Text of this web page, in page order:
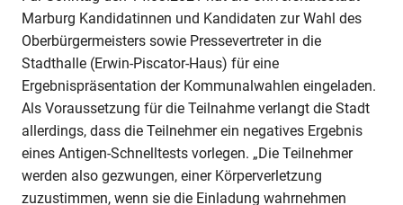
Marburg Kandidatinnen und Kandidaten zur Wahl des
Oberbürgermeisters sowie Pressevertreter in die
Stadthalle (Erwin-Piscator-Haus) für eine
Ergebnispräsentation der Kommunalwahlen eingeladen.
Als Voraussetzung für die Teilnahme verlangt die Stadt
allerdings, dass die Teilnehmer ein negatives Ergebnis
eines Antigen-Schnelltests vorlegen. „Die Teilnehmer
werden also gezwungen, einer Körperverletzung
zuzustimmen, wenn sie die Einladung wahrnehmen